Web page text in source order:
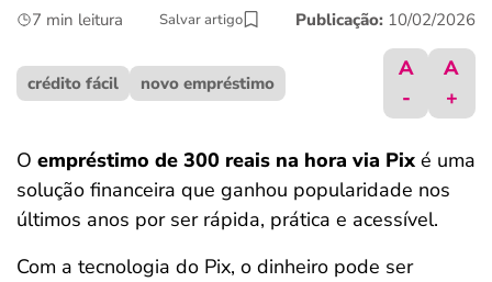
últimas notícias
ferramentas
7 min leitura Salvar artigo Publicação: 10/02/2026
crédito fácil novo empréstimo
A
-
A
+
O empréstimo de 300 reais na hora via Pix é uma
solução financeira que ganhou popularidade nos
últimos anos por ser rápida, prática e acessível.
Com a tecnologia do Pix, o dinheiro pode ser